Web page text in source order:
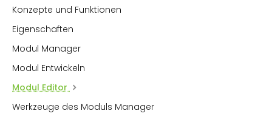
Konzepte und Funktionen
Eigenschaften
Modul Manager
Modul Entwickeln
Modul Editor
Werkzeuge des Moduls Manager